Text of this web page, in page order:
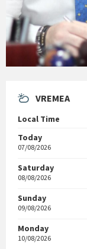
VREMEA
Local Time
Today
07/08/2026
Saturday
08/08/2026
Sunday
09/08/2026
Monday
10/08/2026